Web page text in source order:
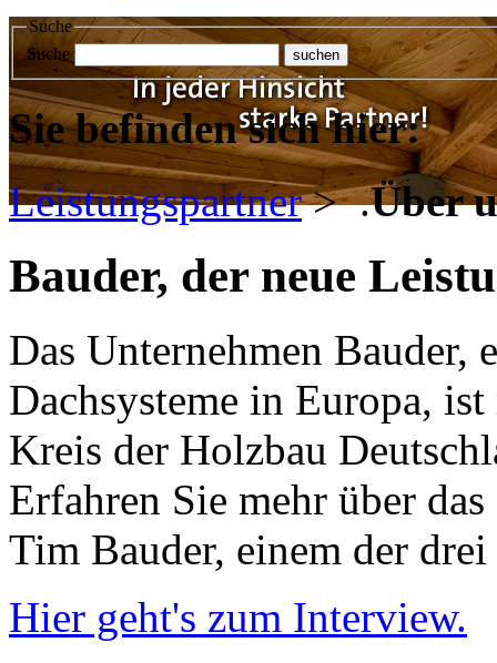
Suche
Suche
Sie befinden sich hier:
Leistungspartner>.Über
Bauder, der neue
Das Unternehmen Bauder,
Dachsysteme in Europa,
Kreis der Holzbau
Erfahren Sie mehr über
Tim Bauder, einem der
Hier geht's zum Interview.